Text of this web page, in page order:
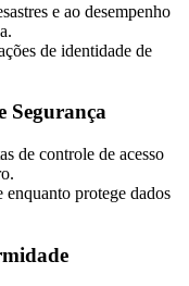
e ao desempenho
de identidade de
Segurança
de controle de acesso
protege dados